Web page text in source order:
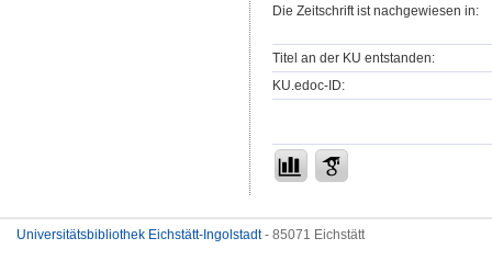
Die Zeitschrift ist nachgewiesen in:
Titel an der KU entstanden:
KU.edoc-ID:
Universitätsbibliothek Eichstätt-Ingolstadt- 85071 Eichstätt